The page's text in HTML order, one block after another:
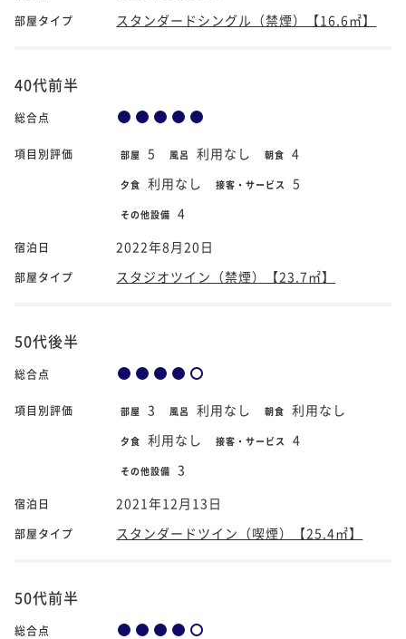
部屋タイプ スタンダードシングル（禁煙）【16.6㎡】
40代前半
総合点
項目別評価 部屋 5 風呂 利用なし 朝食 4
夕食 利用なし 接客・サービス 5
その他設備 4
宿泊日 2022年8月20日
部屋タイプ スタジオツイン（禁煙）【23.7㎡】
50代後半
総合点
項目別評価 部屋 3 風呂 利用なし 朝食 利用なし
夕食 利用なし 接客・サービス 4
その他設備 3
宿泊日 2021年12月13日
部屋タイプ スタンダードツイン（喫煙）【25.4㎡】
50代前半
総合点